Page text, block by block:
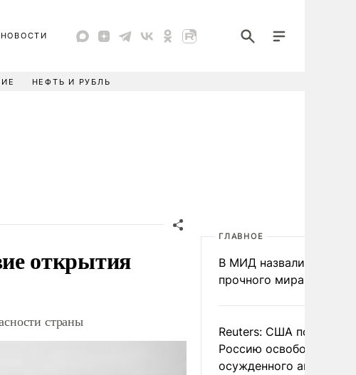
НОВОСТИ
НЕФТЬ И РУБЛЬ
открытия
страны
ГЛАВНОЕ
В МИД назвали условия
прочного мира на
Reuters: США
Россию освободить
осужденного